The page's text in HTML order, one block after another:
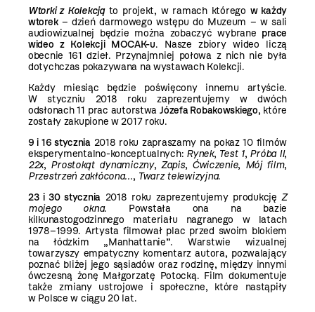
Wtorki z Kolekcjąto projekt, w ramach którego w każdy
wtorek– dzień darmowego wstępu do Muzeum – w sali
audiowizualnej będzie można zobaczyć wybrane prace
wideo z Kolekcji MOCAK-u. Nasze zbiory wideo liczą
obecnie 161 dzieł. Przynajmniej połowa z nich nie była
dotychczas pokazywana na wystawach Kolekcji.
Każdy miesiąc będzie poświęcony innemu artyście.
W styczniu 2018 roku zaprezentujemy w dwóch
odsłonach 11 prac autorstwaJózefa Robakowskiego, które
zostały zakupione w 2017 roku.
9 i 16 stycznia2018 roku zapraszamy na pokaz 10 filmów
eksperymentalno-konceptualnych: Rynek, Test 1, Próba II,
22x, Prostokąt dynamiczny, Zapis, Ćwiczenie, Mój film,
Przestrzeń zakłócona..., Twarz telewizyjna.
23 i 30 stycznia 2018 roku zaprezentujemy produkcjęZ
mojego okna. Powstała ona na bazie
kilkunastogodzinnego materiału nagranego w latach
1978–1999. Artysta filmował plac przed swoim blokiem
na łódzkim „Manhattanie”. Warstwie wizualnej
towarzyszy empatyczny komentarz autora, pozwalający
poznać bliżej jego sąsiadów oraz rodzinę, między innymi
ówczesną żonę Małgorzatę Potocką. Film dokumentuje
także zmiany ustrojowe i społeczne, które nastąpiły
w Polsce w ciągu 20 lat.